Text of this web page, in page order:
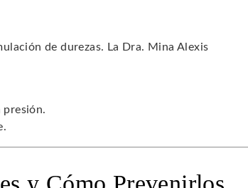
de durezas. La Dra. Mina Alexis
presión.